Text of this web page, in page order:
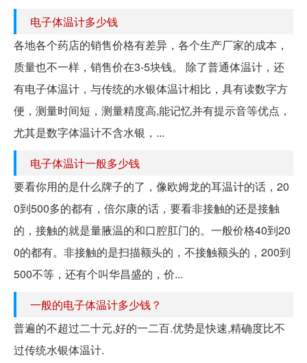
电子体温计多少钱
各地各个药店的销售价格有差异，各个生产厂家的成本，
质量也不一样，销售价在3-5块钱。 除了普通体温计，还
有电子体温计，与传统的水银体温计相比，具有读数字方
便，测量时间短，测量精度高,能记忆并有提示音等优点，
尤其是数字体温计不含水银，...
电子体温计一般多少钱
要看你用的是什么牌子的了，像欧姆龙的耳温计的话，20
0到500多的都有，倍尔康的话，要看非接触的还是接触
的，接触的就是量腋温的和口腔肛门的。一般价格40到20
0的都有。非接触的是扫描额头的，不接触额头的，200到
500不等，还有个叫华昌盛的，价...
一般的电子体温计多少钱？
普遍的不超过二十元,好的一二百.优势是快速,精确度比不
过传统水银体温计.